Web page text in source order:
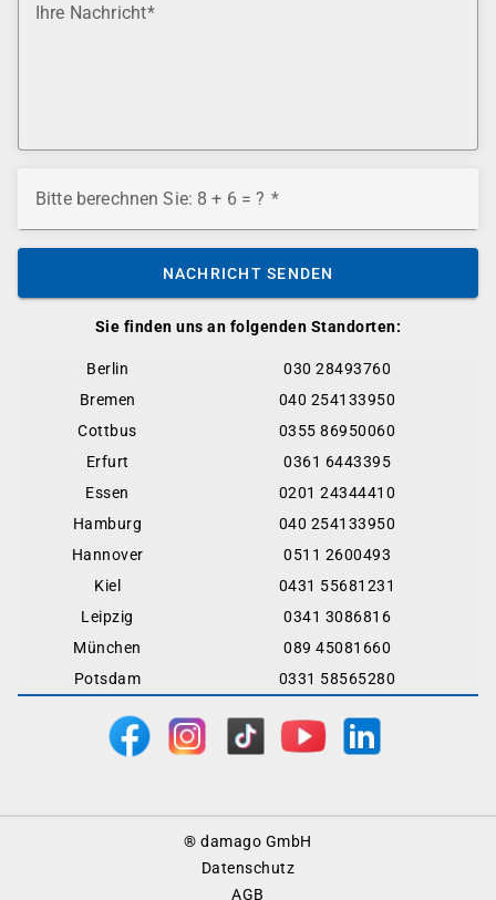
Sie finden uns an folgenden Standorten:
Berlin
030 28493760
Bremen
040 254133950
Cottbus
0355 86950060
Erfurt
0361 6443395
Essen
0201 24344410
Hamburg
040 254133950
Hannover
0511 2600493
Kiel
0431 55681231
Leipzig
0341 3086816
München
089 45081660
Potsdam
0331 58565280
Ihre Nachricht
Bitte berechnen Sie: 8 + 6 = ?
NACHRICHT SENDEN
® damago GmbH
Datenschutz
AGB